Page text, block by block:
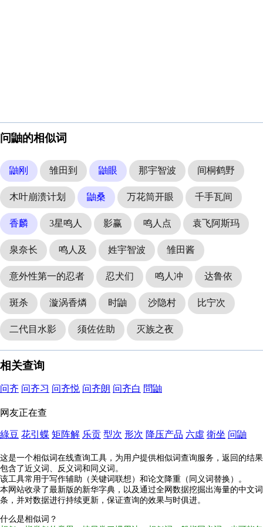
问鼬的相似词
鼬刚 雏田到 鼬眼 那宇智波 间桐鹤野
木叶崩溃计划 鼬桑 万花筒开眼 千手瓦间
香麟 3星鸣人 影赢 鸣人点 袁飞阿斯玛
泉奈长 鸣人及 姓宇智波 雏田酱
意外性第一的忍者 忍犬们 鸣人冲 达鲁依
斑杀 漩涡香燐 时鼬 沙隐村 比宁次
二代目水影 须佐佐助 灭族之夜
相关查询
问齐 问齐习 问齐悦 问齐朗 问齐白 問鼬
网友正在查
綠豆 花引蝶 矩阵解 乐贡 型次 形次 降压产品 六虛 衛坐 问鼬
这是一个相似词在线查询工具，为用户提供相似词查询服务，返回的结果
包含了近义词、反义词和同义词。
该工具常用于写作辅助（关键词联想）和论文降重（同义词替换）。
本网站收录了最新版的新华字典，以及通过全网数据挖掘出海量的中文词
条，并对数据进行持续更新，保证查询的效果与时俱进。
什么是相似词？